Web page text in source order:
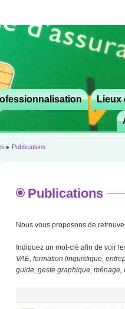
Lieux
▸ Publications
Publications
Nous vous proposons de
Indiquez un mot-clé afin de voir
VAE, formation linguistique,
guide, geste graphique, ménage,